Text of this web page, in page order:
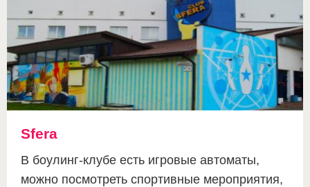
Sfera
В боулинг-клубе есть игровые автоматы,
можно посмотреть спортивные мероприятия,